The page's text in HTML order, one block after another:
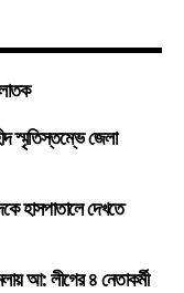
স্মৃতিস্তম্ভে জেলা
হাসপাতালে দেখতে
আ: লীগের ৪ নেতাকর্মী